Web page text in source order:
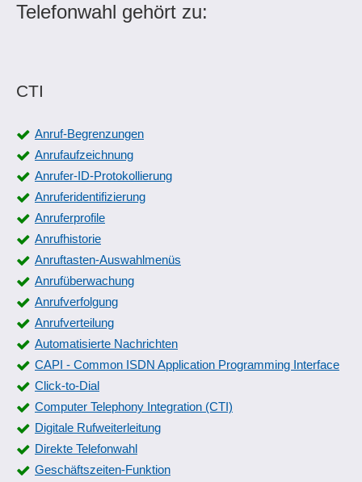
Telefonwahl gehört zu:
CTI
Anruf-Begrenzungen
Anrufaufzeichnung
Anrufer-ID-Protokollierung
Anruferidentifizierung
Anruferprofile
Anrufhistorie
Anruftasten-Auswahlmenüs
Anrufüberwachung
Anrufverfolgung
Anrufverteilung
Automatisierte Nachrichten
CAPI - Common ISDN Application Programming Interface
Click-to-Dial
Computer Telephony Integration (CTI)
Digitale Rufweiterleitung
Direkte Telefonwahl
Geschäftszeiten-Funktion